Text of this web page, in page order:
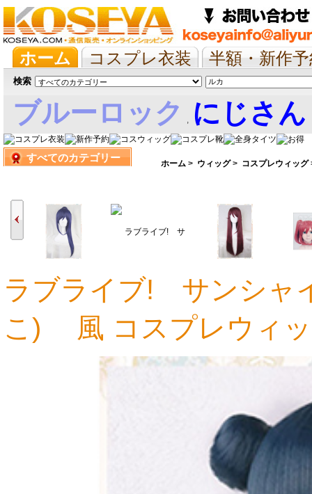
ホーム コスプレ衣装
半額・新作
抱き枕/布団/シーツ
ツイステ ウマ
検索
ブルーロック , にじさ
娘すべてのカテゴリー ホーム > ウィッグ> コスプレウィッグ
6,139円 5,194円
ラブライブ! サンシャ
こ) 風 コスプレウィ